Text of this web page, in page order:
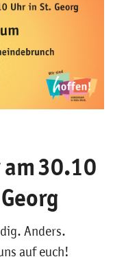
30.10
Anders.
auf euch!